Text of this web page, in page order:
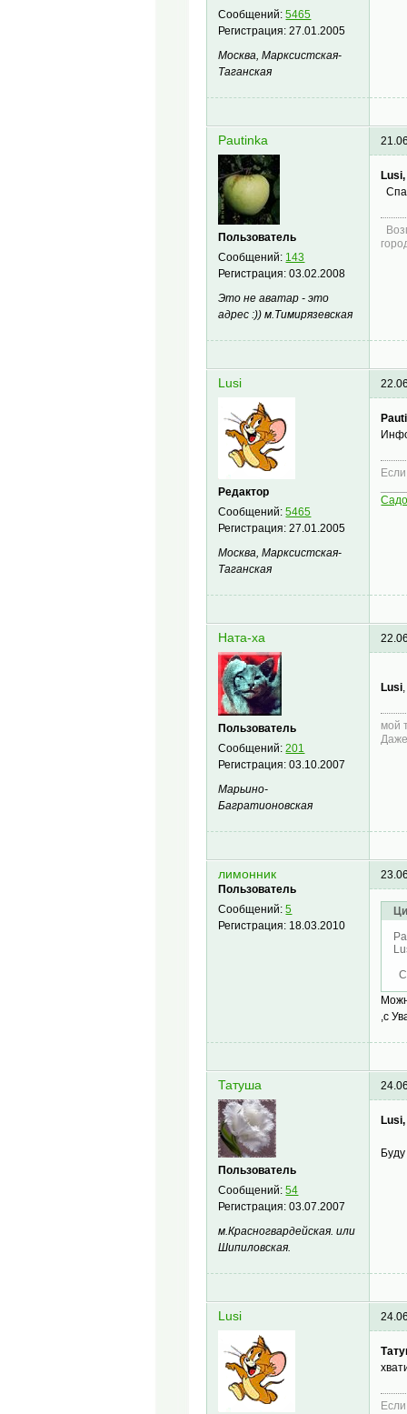
Сообщений:5465
Регистрация:27.01.2005
Москва, Марксистская-
Таганская
Pautinka
Пользователь
Сообщений: 143
Регистрация:03.02.2008
Это не аватар - это
адрес :)) м.Тимирязевская
Lusi,
Lusi
Редактор
Сообщений:5465
Регистрация:27.01.2005
Москва, Марксистская-
Таганская
Ната-ха
Пользователь
Сообщений:201
Регистрация:03.10.2007
Марьино-
Багратионовская
Lusi
мой
лимонник
Пользователь
Сообщений:5
Регистрация: 18.03.2010
,с
Татуша
Пользователь
Сообщений:54
Регистрация:03.07.2007
м.Красногвардейская. или
Шипиловская.
Lusi,
Lusi